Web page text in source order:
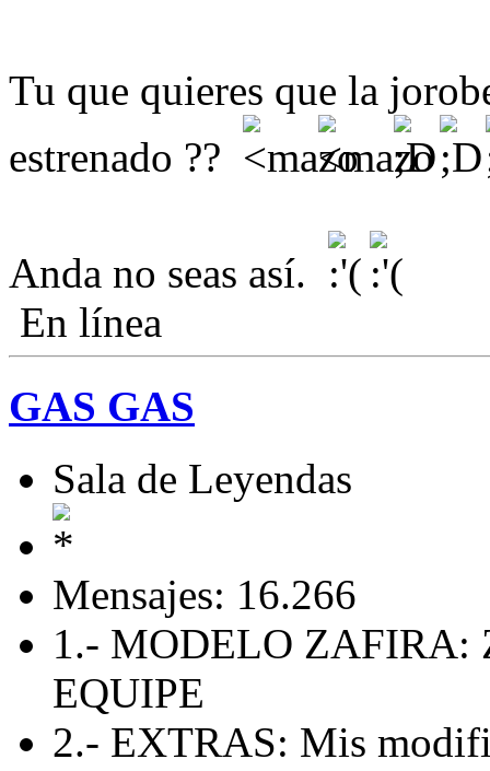
Tu que quieres que la
estrenado ??
Anda no seas así.
En línea
GAS GAS
Sala de Leyendas
Mensajes: 16.266
1.- MODELO ZAFIRA:
EQUIPE
2.- EXTRAS: Mis